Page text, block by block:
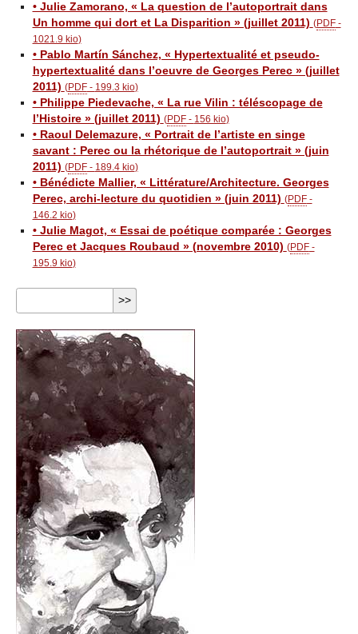
• Julie Zamorano, « La question de l’autoportrait dans
Un homme qui dort et La Disparition » (juillet 2011) (PDF-
1021.9 kio)
• Pablo Martín Sánchez, « Hypertextualité et pseudo-
hypertextualité dans l’oeuvre de Georges Perec » (juillet
2011) (PDF- 199.3 kio)
• Philippe Piedevache, « La rue Vilin : téléscopage de
l’Histoire » (juillet 2011) (PDF- 156 kio)
• Raoul Delemazure, « Portrait de l’artiste en singe
savant : Perec ou la rhétorique de l’autoportrait » (juin
2011) (PDF- 189.4 kio)
• Bénédicte Mallier, « Littérature/Architecture. Georges
Perec, archi-lecture du quotidien » (juin 2011) (PDF-
146.2 kio)
• Julie Magot, « Essai de poétique comparée : Georges
Perec et Jacques Roubaud » (novembre 2010) (PDF-
195.9 kio)